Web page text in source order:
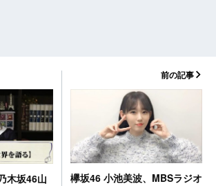
木坂46山
前の記事
欅坂46 小池美波、MBSラジオ